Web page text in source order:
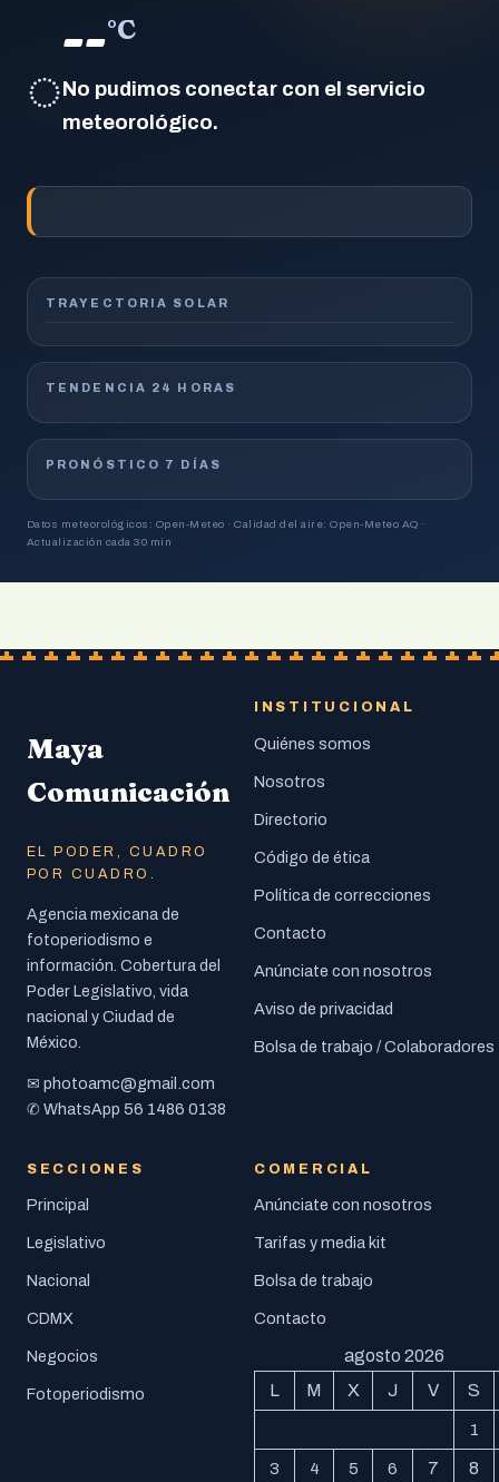
◌
--°C
No pudimos conectar con el servicio
meteorológico.
TRAYECTORIA SOLAR
TENDENCIA 24 HORAS
PRONÓSTICO 7 DÍAS
Datos meteorológicos: Open-Meteo · Calidad del aire: Open-Meteo AQ ·
Actualización cada 30 min
Maya
Comunicación
EL PODER, CUADRO
POR CUADRO.
Agencia mexicana de
fotoperiodismo e
información. Cobertura del
Poder Legislativo, vida
nacional y Ciudad de
México.
✉ photoamc@gmail.com
✆ WhatsApp 56 1486 0138
INSTITUCIONAL
Quiénes somos
Nosotros
Directorio
Código de ética
Política de correcciones
Contacto
Anúnciate con nosotros
Aviso de privacidad
Bolsa de trabajo / Colaboradores
SECCIONES
Principal
Legislativo
Nacional
CDMX
Negocios
Fotoperiodismo
COMERCIAL
Anúnciate con nosotros
Tarifas y media kit
Bolsa de trabajo
Contacto
agosto 2026
L
M X J V S
1
3 4 5 6 7 8